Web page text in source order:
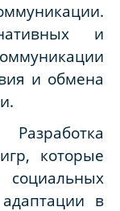
и
и обмена
которые
в